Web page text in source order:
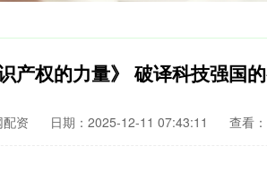
权的力量》 破译科技强国的
资 日期：2025-12-11 07:43:11 查看